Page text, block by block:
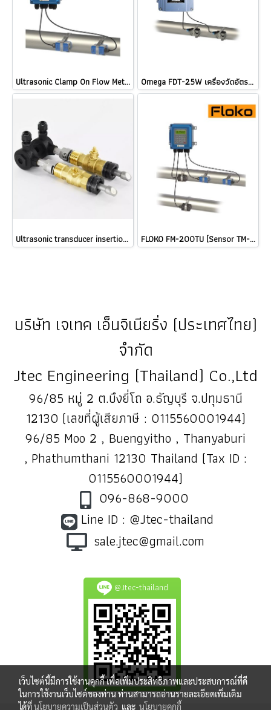
Ultrasonic Clamp On Flow Meter / ketwell KWF-2000B / DTI-200F5 / DTI-200B / imari UFM-703 / jedto flow-0129 Omega FDT-25W เครื่องวัดอัตราการไหลของเหลว แบบอุลตร้าโซนิคชนิดรัดท่อ Wall Mount Ultrasonic Clamp On Flow Meter @ ราคา
Ultrasonic transducer insertion type รุ่น TC-1 @ ราคา FLOKO FM-200TU (Sensor TM-1 + Sensor CT-1) เครื่องวัดการไหลและวัดค่าพลังงานความร้อน | Ultrasonic Flow Meter & BTU Energy Meter @ ราคา
บริษัท เจเทค เอ็นจิเนียริ่ง (ประเทศไทย)
จำกัด
Jtec Engineering (Thailand) Co.,Ltd
96/85 หมู่ 2 ต.บึงยี่โถ อ.ธัญบุรี จ.ปทุมธานี
12130 (เลขที่ผู้เสียภาษี : 0115560001944)
96/85 Moo 2 , Buengyitho , Thanyaburi
, Phathumthani 12130 Thailand (Tax ID :
0115560001944)
096-868-9000
Line ID : @Jtec-thailand
sale.jtec@gmail.com
@Jtec-thailand
เว็บไซต์นี้มีการใช้งานคุกกี้ เพื่อเพิ่มประสิทธิภาพและประสบการณ์ที่ดี
ในการใช้งานเว็บไซต์ของท่าน ท่านสามารถอ่านรายละเอียดเพิ่มเติม
ได้ที่นโยบายความเป็นส่วนตัว และ นโยบายคุกกี้